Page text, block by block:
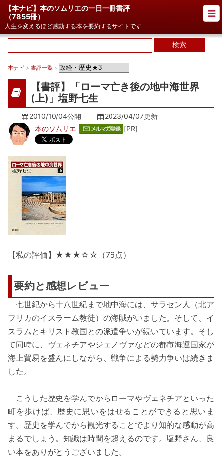
【本ナビ】本のソムリエの一日一冊書評
（7855冊）
人生を変えるほど感動する本を要約するサイトです
本ナビ > 書評一覧 >
【書評】「ローマ亡き後の地中海世界
(上)」塩野七生
2010/10/04公開 2023/04/07更新
本のソムリエ
[PR]
【私の評価】★★★☆☆（76点）
要約と感想レビュー
七世紀から十八世紀まで地中海には、サラセン人（北ア
フリカのイスラーム教徒）の海賊がいました。そして、イ
スラムとキリスト教国との派遣争いが続いています。そし
て同時に、ヴェネチアやジェノヴァなどの都市海運国家が
海上貿易を盛んにしながら、戦争による勢力争いは続きま
した。
こうした歴史を学んでからローマやヴェネチアといった
町を歩けば、歴史に思いをはせることができると思いま
す。歴史を学んでから観光することでより知的な感動が高
まるでしょう。知識は時間を超えるのです。塩野さん、良
い本をありがとうございました。